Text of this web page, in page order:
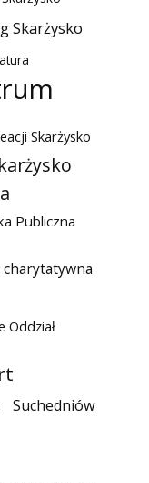
Skarżysko
Skarżysko
Publiczna
charytatywna
Oddział
Suchedniów